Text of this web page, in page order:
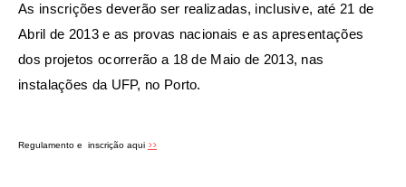
As inscrições deverão ser realizadas, inclusive, até 21 de
Abril de 2013 e as provas nacionais e as apresentações
dos projetos ocorrerão a 18 de Maio de 2013, nas
instalações da UFP, no Porto.
Regulamento e inscrição aqui >>